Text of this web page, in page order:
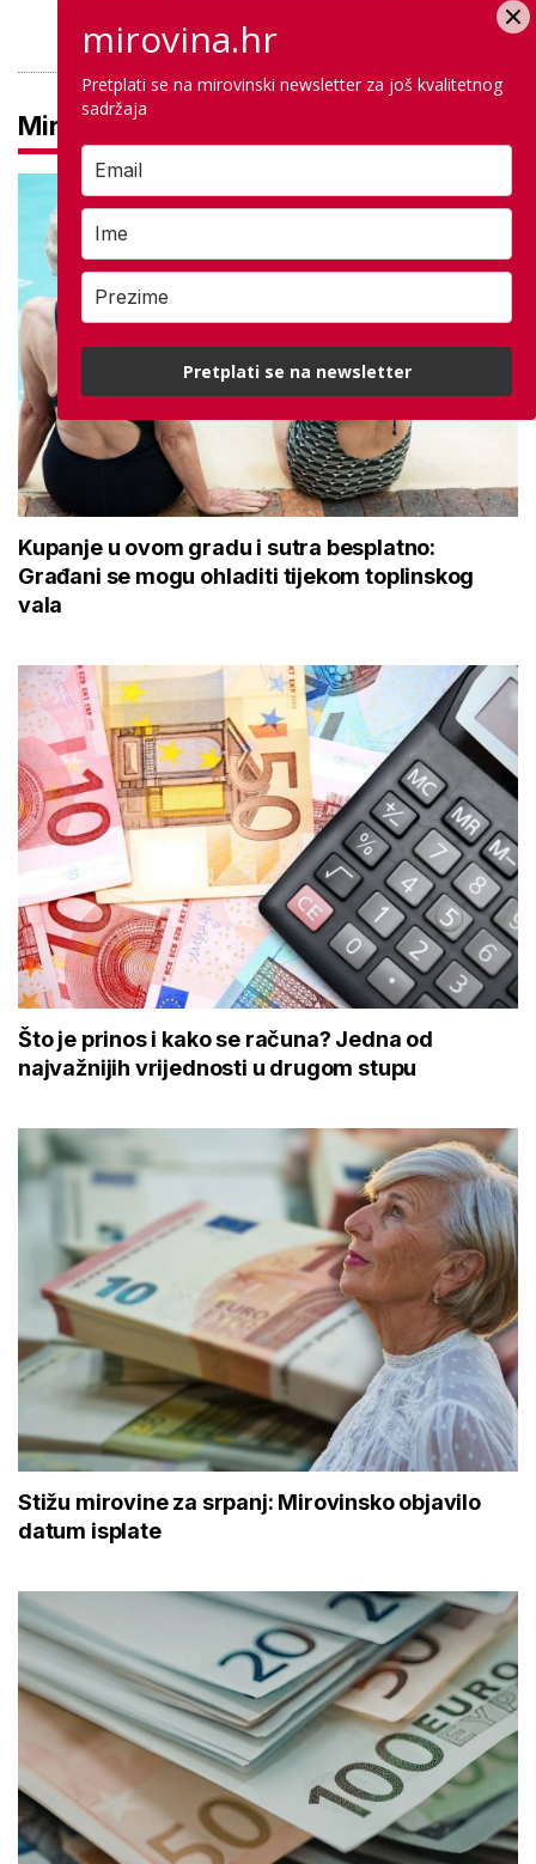
Mirovine
Kupanje u ovom gradu i sutra besplatno:
Građani se mogu ohladiti tijekom toplinskog
vala
Što je prinos i kako se računa? Jedna od
najvažnijih vrijednosti u drugom stupu
Stižu mirovine za srpanj: Mirovinsko objavilo
datum isplate
mirovina.hr
Pretplati se na mirovinski newsletter za još kvalitetnog
sadržaja
Pretplati se na newsletter